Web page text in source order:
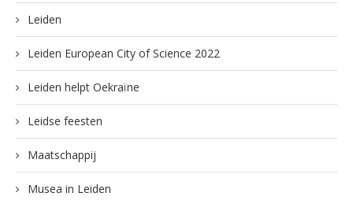
Leiden
Leiden European City of Science 2022
Leiden helpt Oekraïne
Leidse feesten
Maatschappij
Musea in Leiden